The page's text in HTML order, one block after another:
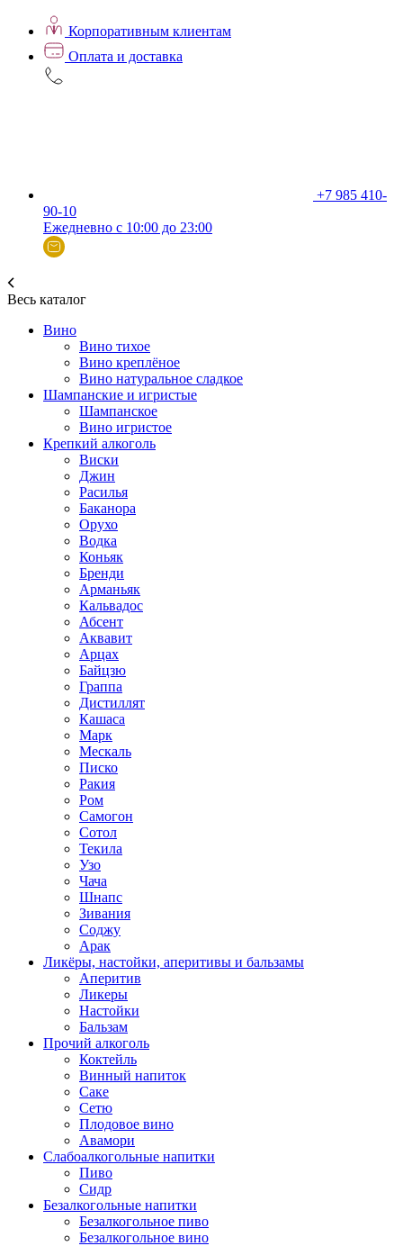
Корпоративным клиентам
Оплата и доставка
+7 985 410-
90-10
Ежедневно с 10:00 до 23:00
Весь каталог
Вино
Вино тихое
Вино креплёное
Вино натуральное сладкое
Шампанские и игристые
Шампанское
Вино игристое
Крепкий алкоголь
Виски
Джин
Расилья
Баканора
Орухо
Водка
Коньяк
Бренди
Арманьяк
Кальвадос
Абсент
Аквавит
Арцах
Байцзю
Граппа
Дистиллят
Кашаса
Марк
Мескаль
Писко
Ракия
Ром
Самогон
Сотол
Текила
Узо
Чача
Шнапс
Зивания
Соджу
Арак
Ликёры, настойки, аперитивы и бальзамы
Аперитив
Ликеры
Настойки
Бальзам
Прочий алкоголь
Коктейль
Винный напиток
Саке
Сетю
Плодовое вино
Авамори
Слабоалкогольные напитки
Пиво
Сидр
Безалкогольные напитки
Безалкогольное пиво
Безалкогольное вино